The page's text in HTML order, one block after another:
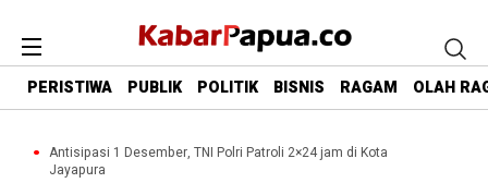
PERISTIWA PUBLIK POLITIK BISNIS RAGAM OLAH
Antisipasi 1 Desember, TNI Polri Patroli 2×24 jam di Kota
Jayapura